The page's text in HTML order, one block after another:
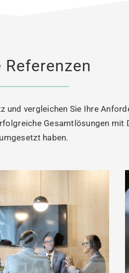
Referenzen
und vergleichen Sie Ihre
Gesamtlösungen mit
haben.